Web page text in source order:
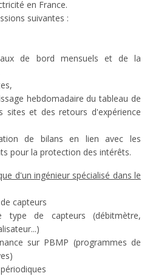
en France.
suivantes :
de bord mensuels et de la
hebdomadaire du tableau de
sites et des retours d'expérience
de bilans en lien avec les
pour la protection des intérêts.
d'un ingénieur spécialisé dans le
capteurs
type de capteurs (débitmètre,
sur PBMP (programmes de